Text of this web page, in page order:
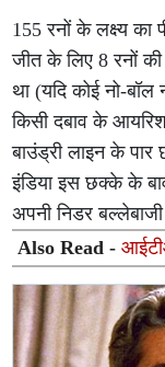
155 रनों के लक्ष्य का
जीत के लिए 8 रनों
था (यदि कोई नो-बॉल
किसी दबाव के
बाउंड्री लाइन के पार
इंडिया इस छक्के के
अपनी निडर
Also Read -
और ट्रेड बदलने का
रहेगा पोर्टल